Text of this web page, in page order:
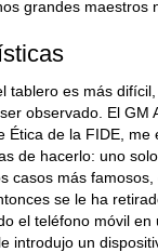
grandes maestros
tablero es más
observado. El GM
Ética de la FIDE, me
de hacerlo: uno
casos más
se le ha
el teléfono móvil en
introdujo un